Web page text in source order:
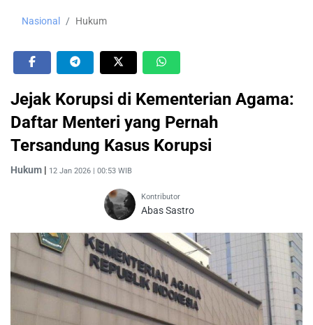
Nasional Hukum
Jejak Korupsi di Kementerian Agama:
Daftar Menteri yang Pernah
Tersandung Kasus Korupsi
Hukum | 12 Jan 2026 | 00:53 WIB
Kontributor
Abas Sastro